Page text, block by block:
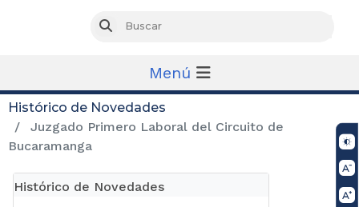
Buscar
Menú
Histórico de Novedades
Juzgado Primero Laboral del Circuito de
Bucaramanga
Histórico de Novedades